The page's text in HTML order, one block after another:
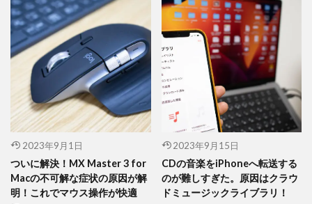
2023年9月1日
ついに解決！MX Master 3 for
Macの不可解な症状の原因が解
明！これでマウス操作が快適
2023年9月15日
CDの音楽をiPhoneへ転送する
のが難しすぎた。原因はクラウ
ドミュージックライブラリ！